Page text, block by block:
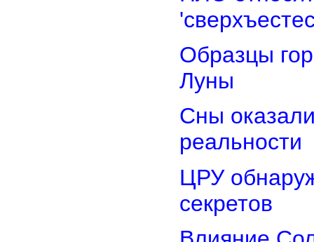
Образцы
Луны
Сны
реальности
ЦРУ
секретов